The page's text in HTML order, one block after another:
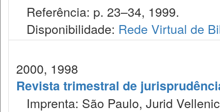
Referência: p. 23–34, 1999.
Disponibilidade: Rede Virtual de
2000, 1998
Revista trimestral de
Imprenta: São Paulo, Jurid